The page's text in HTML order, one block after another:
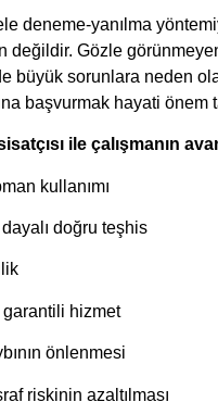
deneme-yanılma
değildir. Gözle
büyük sorunlara neden
başvurmak hayati önem
ile çalışmanın
kullanımı
doğru teşhis
garantili hizmet
önlenmesi
riskinin azaltılması